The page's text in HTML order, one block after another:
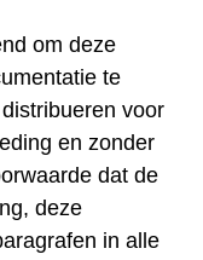
om deze
te
voor
en zonder
dat de
deze
in alle